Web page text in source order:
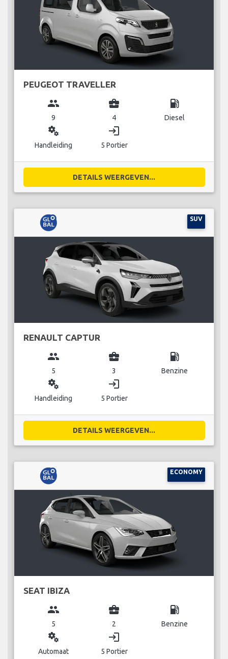
PEUGEOT TRAVELLER
group
9
business_center
4
local_gas_station
Diesel
miscellaneous_services
Handleiding
login
5 Portier
DETAILS WEERGEVEN...
SUV
RENAULT CAPTUR
group
5
business_center
3
local_gas_station
Benzine
miscellaneous_services
Handleiding
login
5 Portier
DETAILS WEERGEVEN...
ECONOMY
SEAT IBIZA
group
5
business_center
2
local_gas_station
Benzine
miscellaneous_services
Automaat
login
5 Portier